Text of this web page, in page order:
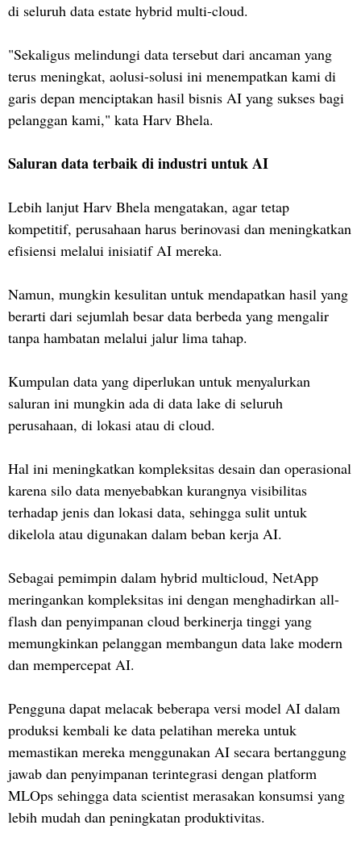
di seluruh data estate hybrid multi-cloud.
"Sekaligus melindungi data tersebut dari ancaman yang
terus meningkat, aolusi-solusi ini menempatkan kami di
garis depan menciptakan hasil bisnis AI yang sukses bagi
pelanggan kami," kata Harv Bhela.
Saluran data terbaik di industri untuk AI
Lebih lanjut Harv Bhela mengatakan, agar tetap
kompetitif, perusahaan harus berinovasi dan meningkatkan
efisiensi melalui inisiatif AI mereka.
Namun, mungkin kesulitan untuk mendapatkan hasil yang
berarti dari sejumlah besar data berbeda yang mengalir
tanpa hambatan melalui jalur lima tahap.
Kumpulan data yang diperlukan untuk menyalurkan
saluran ini mungkin ada di data lake di seluruh
perusahaan, di lokasi atau di cloud.
Hal ini meningkatkan kompleksitas desain dan operasional
karena silo data menyebabkan kurangnya visibilitas
terhadap jenis dan lokasi data, sehingga sulit untuk
dikelola atau digunakan dalam beban kerja AI.
Sebagai pemimpin dalam hybrid multicloud, NetApp
meringankan kompleksitas ini dengan menghadirkan all-
flash dan penyimpanan cloud berkinerja tinggi yang
memungkinkan pelanggan membangun data lake modern
dan mempercepat AI.
Pengguna dapat melacak beberapa versi model AI dalam
produksi kembali ke data pelatihan mereka untuk
memastikan mereka menggunakan AI secara bertanggung
jawab dan penyimpanan terintegrasi dengan platform
MLOps sehingga data scientist merasakan konsumsi yang
lebih mudah dan peningkatan produktivitas.